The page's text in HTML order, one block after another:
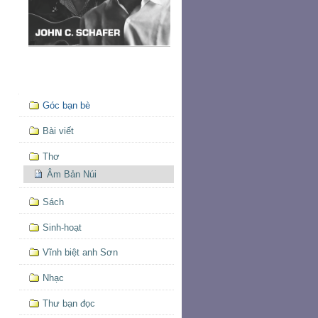
Mục
định
hướng
Góc bạn bè
Bài viết
Thơ
Âm Bản Núi
Sách
Sinh-hoạt
Vĩnh biệt anh Sơn
Nhạc
Thư bạn đọc